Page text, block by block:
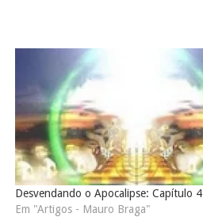
Desvendando o Apocalipse: Capítulo 4
Em "Artigos - Mauro Braga"